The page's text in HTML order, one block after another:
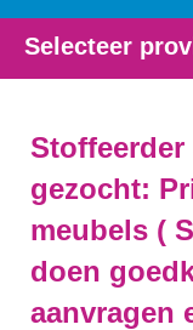
Selecteer
gezocht:
meubels (
doen
aanvragen